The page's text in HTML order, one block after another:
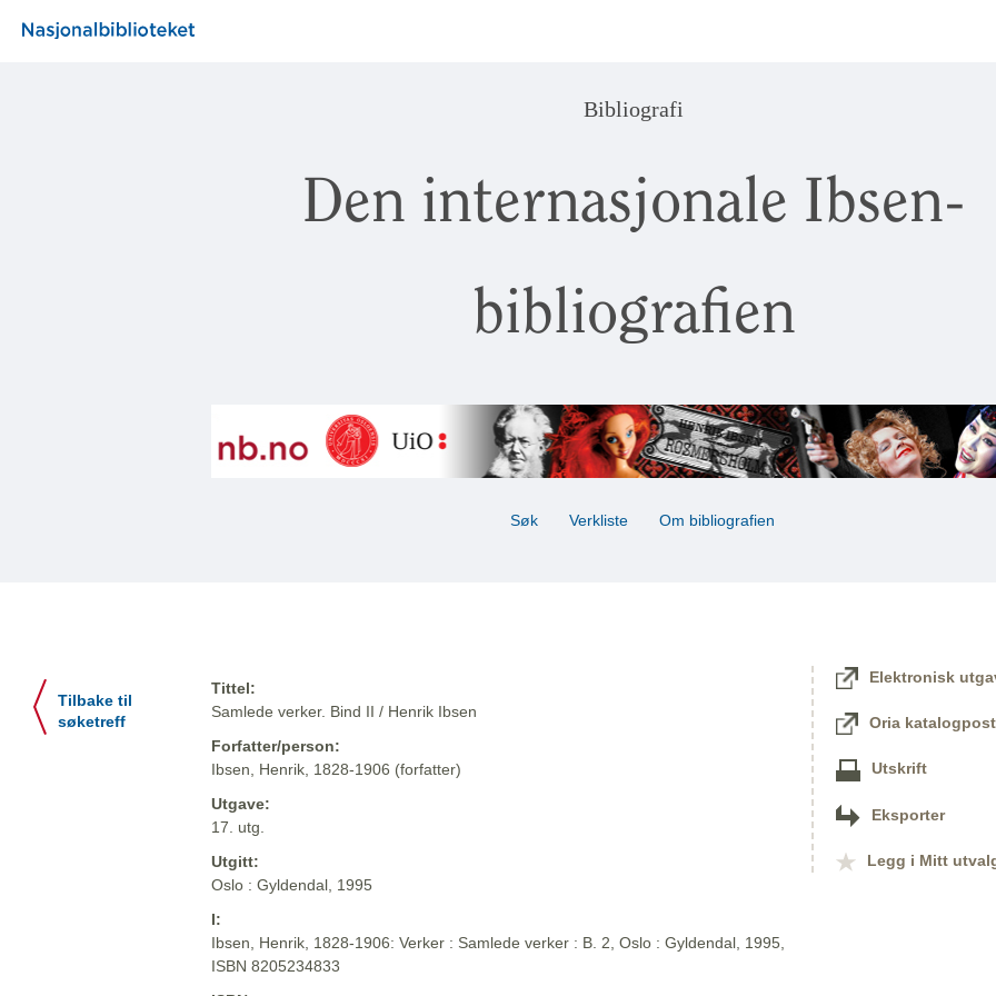
Bibliografi
Den internasjonale Ibsen-
bibliografien
Søk Verkliste Om bibliografien
Tilbake til
søketreff
Tittel:
Samlede verker. Bind II / Henrik Ibsen
Forfatter/person:
Ibsen, Henrik, 1828-1906 (forfatter)
Utgave:
17. utg.
Utgitt:
Oslo : Gyldendal, 1995
I:
Ibsen, Henrik, 1828-1906: Verker : Samlede verker : B. 2, Oslo : Gyldendal, 1995,
ISBN 8205234833
Elektronisk
Oria katalogpost
Utskrift
Eksporter
Legg i Mitt